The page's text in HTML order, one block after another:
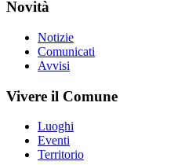
Novità
Notizie
Comunicati
Avvisi
Vivere il Comune
Luoghi
Eventi
Territorio